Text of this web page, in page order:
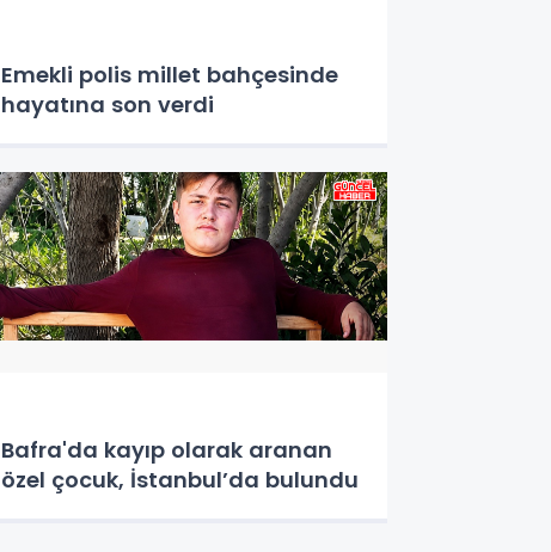
Emekli polis millet bahçesinde
hayatına son verdi
Bafra'da kayıp olarak aranan
özel çocuk, İstanbul’da bulundu